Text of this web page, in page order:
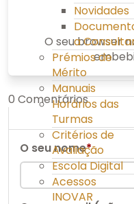
Novidades
a
Prémios de
Mérito
Manuais
Horários das
Turmas
Critérios de
Avaliação
Escola Digital
Acessos
INOVAR
O seu browser
0 Comentários
O seu nome*